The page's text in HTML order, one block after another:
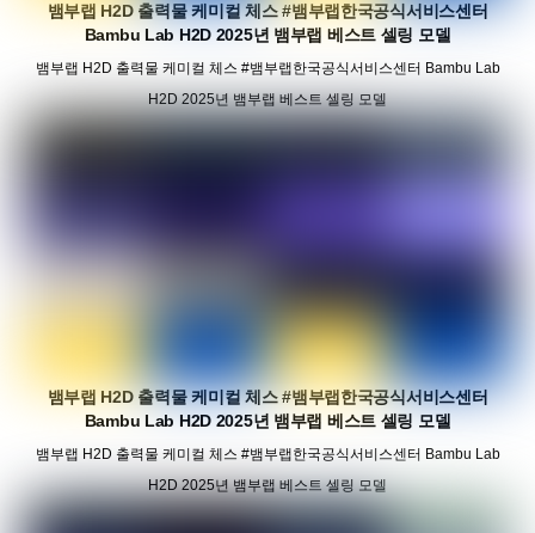
뱀부랩 H2D 출력물 케미컬 체스 #뱀부랩한국공식서비스센터
Bambu Lab H2D 2025년 뱀부랩 베스트 셀링 모델
뱀부랩 H2D 출력물 케미컬 체스 #뱀부랩한국공식서비스센터 Bambu Lab
H2D 2025년 뱀부랩 베스트 셀링 모델
뱀부랩 H2D 출력물 케미컬 체스 #뱀부랩한국공식서비스센터
Bambu Lab H2D 2025년 뱀부랩 베스트 셀링 모델
뱀부랩 H2D 출력물 케미컬 체스 #뱀부랩한국공식서비스센터 Bambu Lab
H2D 2025년 뱀부랩 베스트 셀링 모델